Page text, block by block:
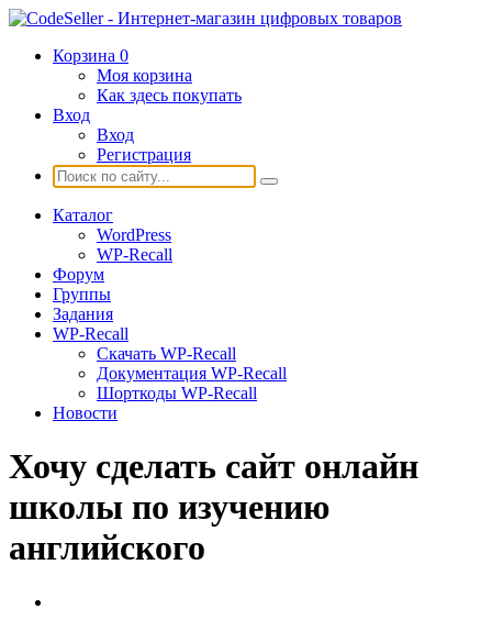
Корзина 0
Моя корзина
Как здесь покупать
Вход
Вход
Регистрация
Каталог
WordPress
WP-Recall
Форум
Группы
Задания
WP-Recall
Скачать WP-Recall
Документация WP-Recall
Шорткоды WP-Recall
Новости
Хочу сделать сайт онлайн
школы по изучению
английского